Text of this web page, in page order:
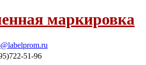
маркировка
51-96